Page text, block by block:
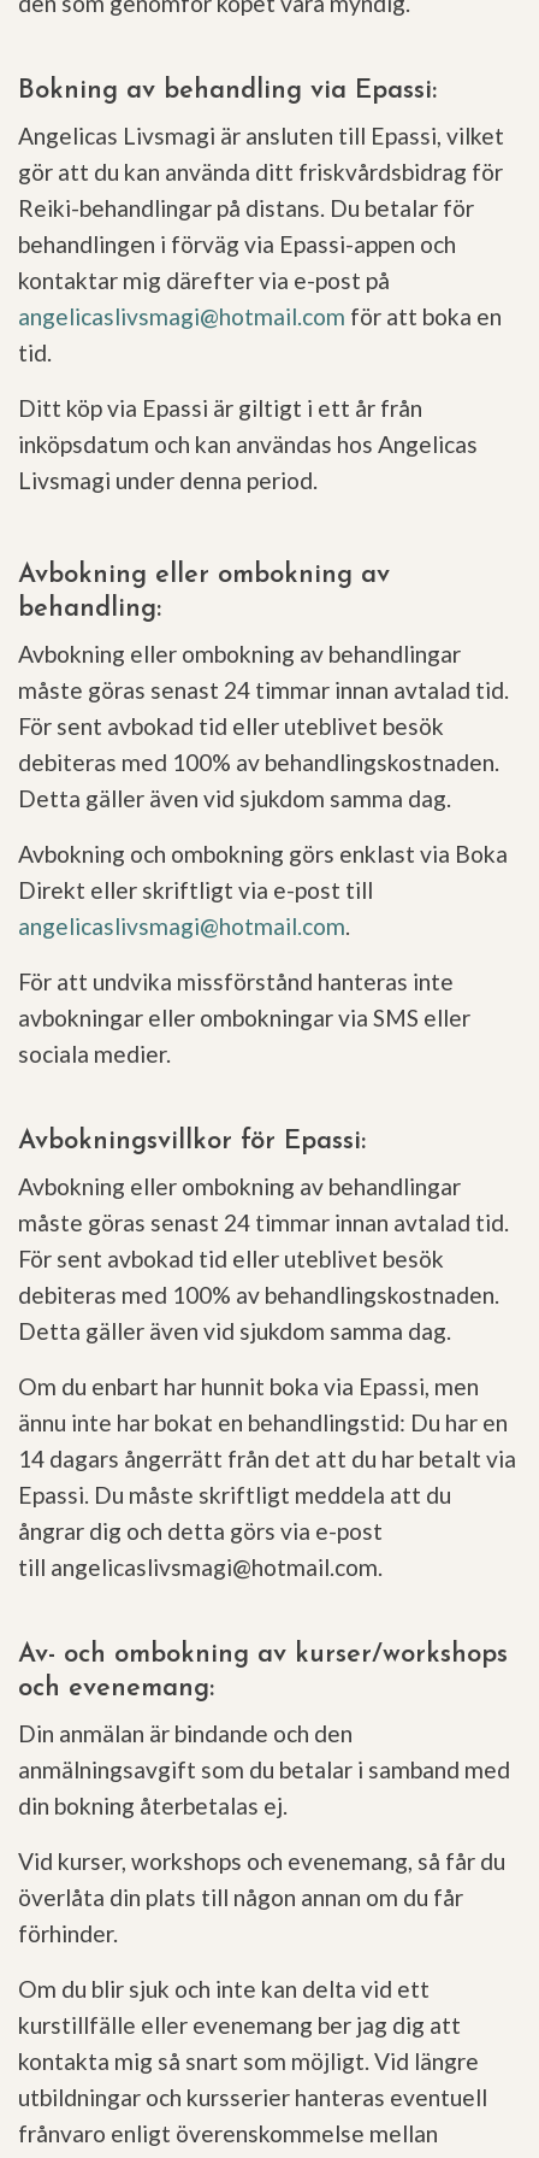
Bokning av behandling via Epassi:
Angelicas Livsmagi är ansluten till Epassi, vilket
gör att du kan använda ditt friskvårdsbidrag för
Reiki-behandlingar på distans. Du betalar för
behandlingen i förväg via Epassi-appen och
kontaktar mig därefter via e-post på
angelicaslivsmagi@hotmail.com för att boka en
tid.
Ditt köp via Epassi är giltigt i ett år från
inköpsdatum och kan användas hos Angelicas
Livsmagi under denna period.
Avbokning eller ombokning av
behandling:
Avbokning eller ombokning av behandlingar
måste göras senast 24 timmar innan avtalad tid.
För sent avbokad tid eller uteblivet besök
debiteras med 100% av behandlingskostnaden.
Detta gäller även vid sjukdom samma dag.
Avbokning och ombokning görs enklast via Boka
Direkt eller skriftligt via e-post till
angelicaslivsmagi@hotmail.com.
För att undvika missförstånd hanteras inte
avbokningar eller ombokningar via SMS eller
sociala medier.
Avbokningsvillkor för Epassi:
Avbokning eller ombokning av behandlingar
måste göras senast 24 timmar innan avtalad tid.
För sent avbokad tid eller uteblivet besök
debiteras med 100% av behandlingskostnaden.
Detta gäller även vid sjukdom samma dag.
Om du enbart har hunnit boka via Epassi, men
ännu inte har bokat en behandlingstid: Du har en
14 dagars ångerrätt från det att du har betalt via
Epassi. Du måste skriftligt meddela att du
ångrar dig och detta görs via e-post
till angelicaslivsmagi@hotmail.com.
Av- och ombokning av kurser/workshops
och evenemang:
Din anmälan är bindande och den
anmälningsavgift som du betalar i samband med
din bokning återbetalas ej.
Vid kurser, workshops och evenemang, så får du
överlåta din plats till någon annan om du får
förhinder.
Om du blir sjuk och inte kan delta vid ett
kurstillfälle eller evenemang ber jag dig att
kontakta mig så snart som möjligt. Vid längre
utbildningar och kursserier hanteras eventuell
frånvaro enligt överenskommelse mellan